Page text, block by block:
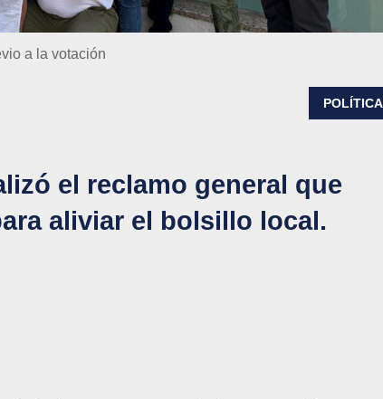
a la votación
POLÍTICA
el reclamo general que
aliviar el bolsillo local.